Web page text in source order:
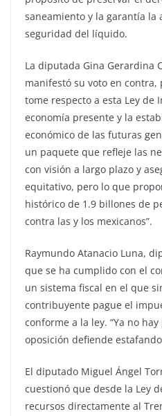
saneamiento y la garantía
seguridad del líquido.
La diputada Gina Gerardina
manifestó su voto en
tome respecto a esta Ley de
economía presente y la
económico de las futuras
un paquete que refleje las
con visión a largo plazo y
equitativo, pero lo que
histórico de 1.9 billones de
contra las y los mexicanos”.
Raymundo Atanacio Luna,
que se ha cumplido con el
un sistema fiscal en el que
contribuyente pague el
conforme a la ley. “Ya no
oposición defiende
El diputado Miguel Ángel
cuestionó que desde la Ley
recursos directamente al